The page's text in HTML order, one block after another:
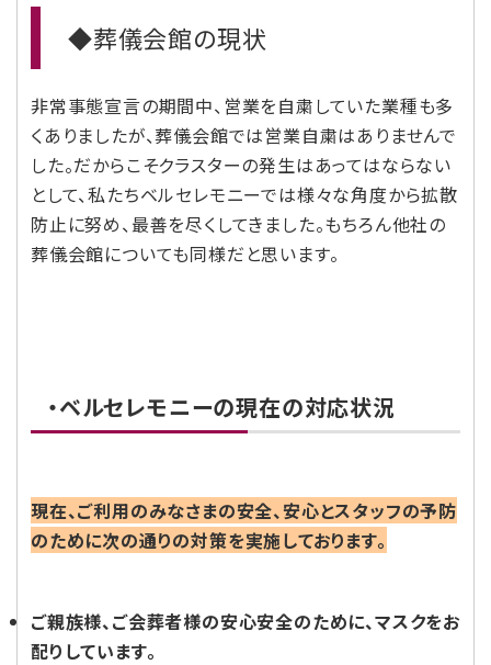
◆葬儀会館の現状
非常事態宣言の期間中、営業を自粛していた業種も多
くありましたが、葬儀会館では営業自粛はありませんで
した。だからこそクラスターの発生はあってはならない
として、私たちベルセレモニーでは様々な角度から拡散
防止に努め、最善を尽くしてきました。もちろん他社の
葬儀会館についても同様だと思います。
・ベルセレモニーの現在の対応状況
現在、ご利用のみなさまの安全、安心とスタッフの予防
のために次の通りの対策を実施しております。
ご親族様、ご会葬者様の安心安全のために、マスクをお
配りしています。